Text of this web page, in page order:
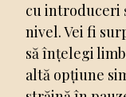
cu introduceri
nivel. Vei fi
să înțelegi
altă opțiune